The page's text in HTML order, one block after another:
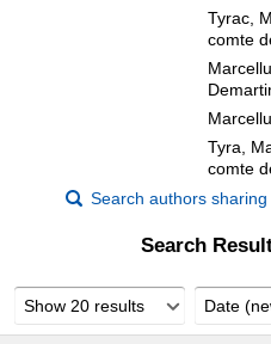
Tyrac,
comte
Tyra,
comte
Search authors
Search
Show 20 results Date